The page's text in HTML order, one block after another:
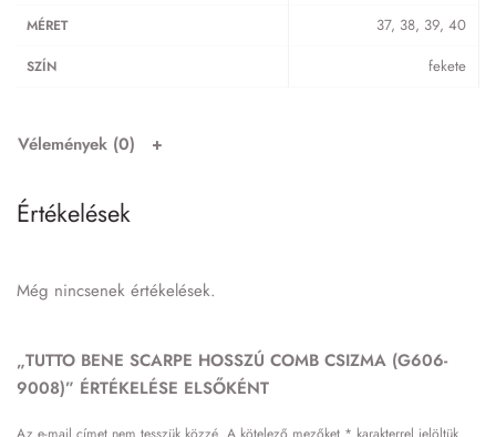
MÉRET 37, 38, 39, 40
SZÍN fekete
Vélemények (0)
Értékelések
Még nincsenek értékelések.
„TUTTO BENE SCARPE HOSSZÚ COMB CSIZMA (G606-
9008)” ÉRTÉKELÉSE ELSŐKÉNT